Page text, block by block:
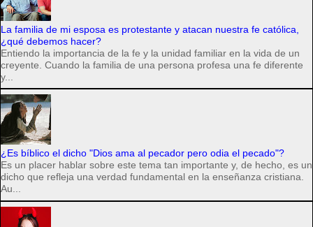
La familia de mi esposa es protestante y atacan nuestra fe católica,
¿qué debemos hacer?
Entiendo la importancia de la fe y la unidad familiar en la vida de un
creyente. Cuando la familia de una persona profesa una fe diferente
y...
¿Es bíblico el dicho "Dios ama al pecador pero odia el pecado"?
Es un placer hablar sobre este tema tan importante y, de hecho, es un
dicho que refleja una verdad fundamental en la enseñanza cristiana.
Au...